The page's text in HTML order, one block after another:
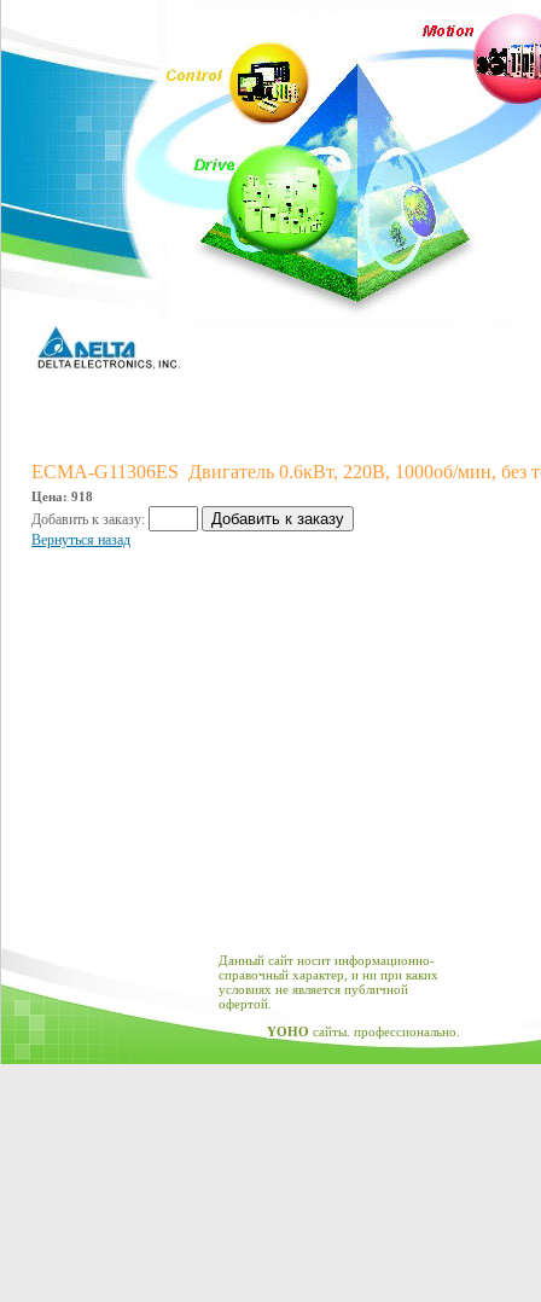
ECMA-G11306ES Двигатель 0.6кВт, 220В, 1000об/мин, без
Цена: 918
Добавить к заказу:
Вернуться назад
Данный сайт носит информационно-
справочный характер, и ни при каких
условиях не является публичной
офертой.
YOHO сайты. профессионально.